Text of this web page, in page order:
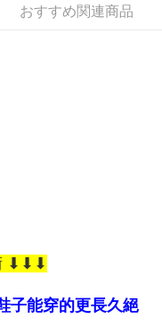
で延長できる日数をも
ください。
社の審査の結果に基づ
ービスという）はネットプ
、AFTEEが代金を徴収し
受取人住所を含むがこれに
要な範囲内で利用されま
に関する声明』をご参照く
おすすめ関連商品
⬇⬇⬇
子能穿的更長久絕